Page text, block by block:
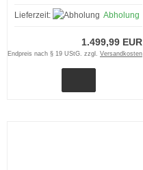
Lieferzeit: Abholung
1.499,99 EUR
Endpreis nach § 19 UStG. zzgl. Versandkosten